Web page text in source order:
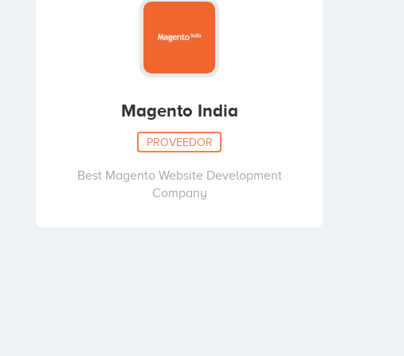
Magento India
PROVEEDOR
Best Magento Website Development
Company